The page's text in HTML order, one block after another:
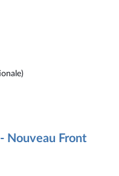
Nouveau Front